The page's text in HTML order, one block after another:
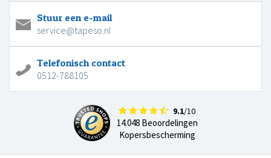
Stuur een e-mail
service@tapeso.nl
Telefonisch contact
0512-788105
9.1/10
14.048 Beoordelingen
Kopersbescherming